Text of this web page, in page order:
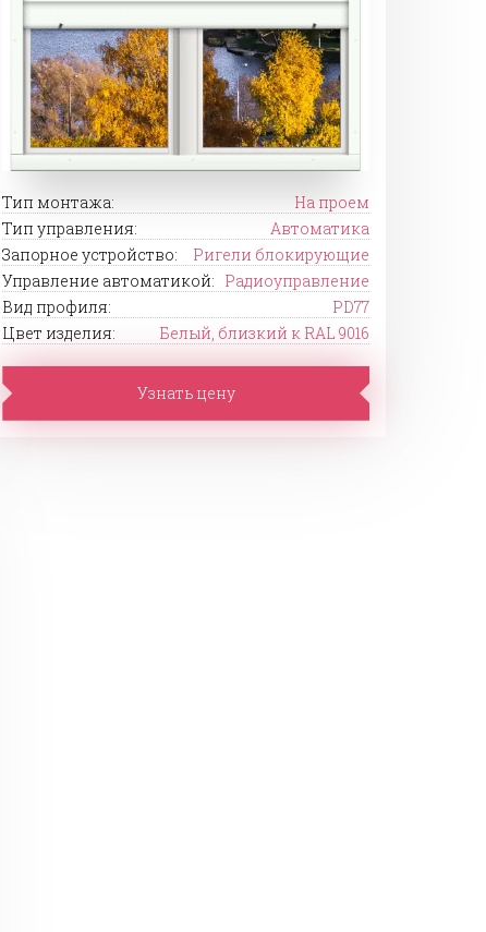
Тип монтажа:
На проем
Тип управления:
Автоматика
Запорное устройство:
Ригели блокирующие
Управление автоматикой: Радиоуправление
Вид профиля:
PD77
Цвет изделия:
Белый, близкий к RAL 9016
Узнать цену